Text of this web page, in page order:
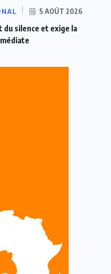
5 AOÛT 2026
du silence et exige la